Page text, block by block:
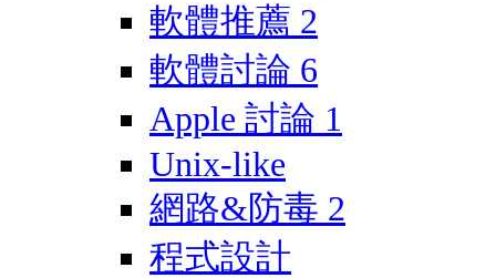
軟體推薦 2
軟體討論 6
Apple 討論 1
Unix-like
網路&防毒 2
程式設計